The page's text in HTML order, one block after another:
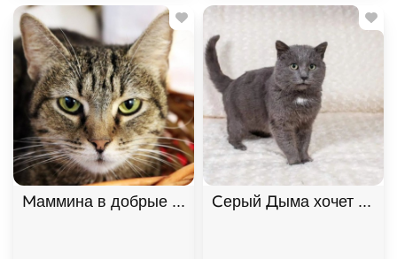
Маммина в добрые руки, Полосатый,
Серый Дыма хочет